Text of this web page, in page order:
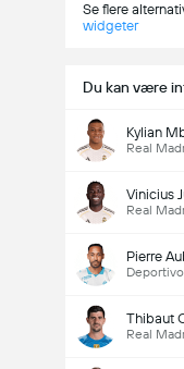
Se flere
widgeter
Du kan være
Kylian
Real
Vinicius
Real
Pierre
Thibaut
Real